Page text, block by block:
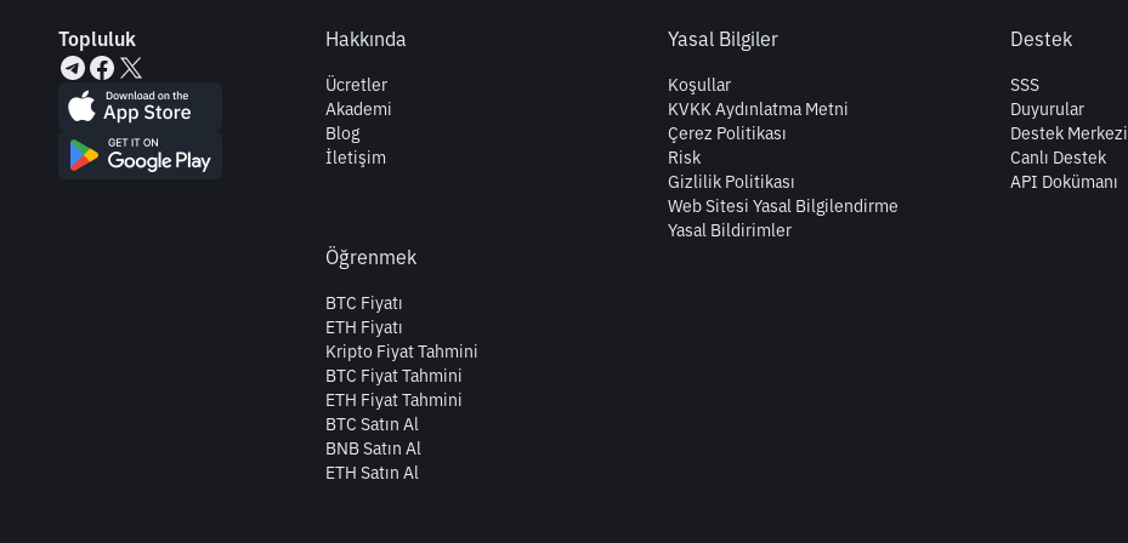
Topluluk Hakkında
Ücretler
Akademi
Blog
İletişim
Yasal Bilgiler
Koşullar
KVKK Aydınlatma Metni
Çerez Politikası
Risk
Gizlilik Politikası
Web Sitesi Yasal Bilgilendirme
Yasal Bildirimler
Destek
SSS
Duyurular
Destek Merkezi
Canlı Destek
API Dokümanı
Öğrenmek
BTC Fiyatı
ETH Fiyatı
Kripto Fiyat Tahmini
BTC Fiyat Tahmini
ETH Fiyat Tahmini
BTC Satın Al
BNB Satın Al
ETH Satın Al